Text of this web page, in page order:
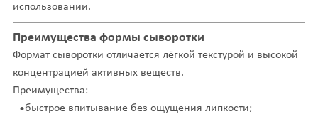
использовании.
Преимущества формы сыворотки
Формат сыворотки отличается лёгкой текстурой и высокой
концентрацией активных веществ.
Преимущества:
быстрое впитывание без ощущения липкости;